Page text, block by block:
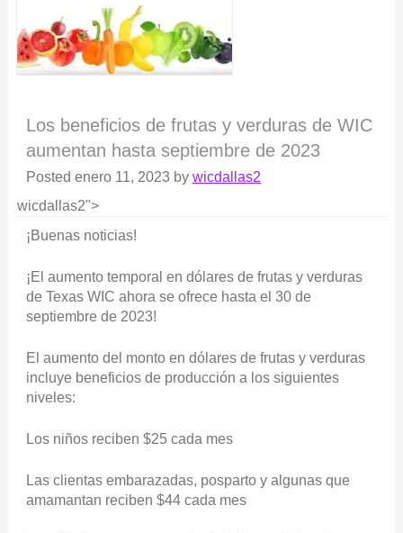
Los beneficios de frutas y verduras de WIC
aumentan hasta septiembre de 2023
Posted enero 11, 2023 by wicdallas2
wicdallas2">
¡Buenas noticias!
¡El aumento temporal en dólares de frutas y verduras
de Texas WIC ahora se ofrece hasta el 30 de
septiembre de 2023!
El aumento del monto en dólares de frutas y verduras
incluye beneficios de producción a los siguientes
niveles:
Los niños reciben $25 cada mes
Las clientas embarazadas, posparto y algunas que
amamantan reciben $44 cada mes